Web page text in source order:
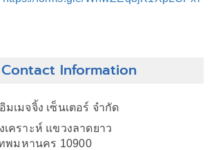
Information
เมจจิ้ง เซ็นเตอร์ จำกัด
คราะห์ แขวงลาดยาว
พมหานคร 10900